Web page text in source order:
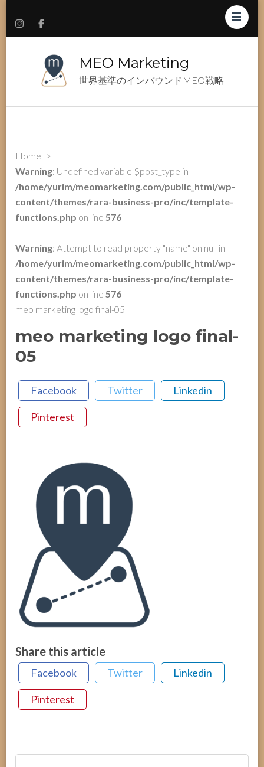
MEO Marketing
世界基準のインバウンドMEO戦略
Home >
Warning: Undefined variable $post_type in
/home/yurim/meomarketing.com/public_html/wp-
content/themes/rara-business-pro/inc/template-
functions.php on line576
Warning: Attempt to read property "name" on null in
/home/yurim/meomarketing.com/public_html/wp-
content/themes/rara-business-pro/inc/template-
functions.php on line576
meo marketing logo final-05
meo marketing logo final-
05
Facebook Twitter Linkedin
Pinterest
Share this article
Facebook Twitter Linkedin
Pinterest